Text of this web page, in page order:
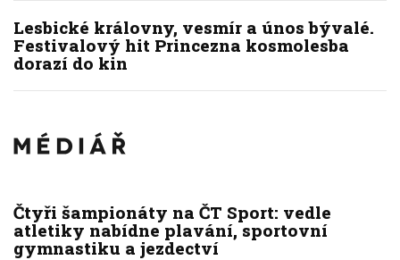
Lesbické královny, vesmír a únos bývalé.
Festivalový hit Princezna kosmolesba
dorazí do kin
Čtyři šampionáty na ČT Sport: vedle
atletiky nabídne plavání, sportovní
gymnastiku a jezdectví